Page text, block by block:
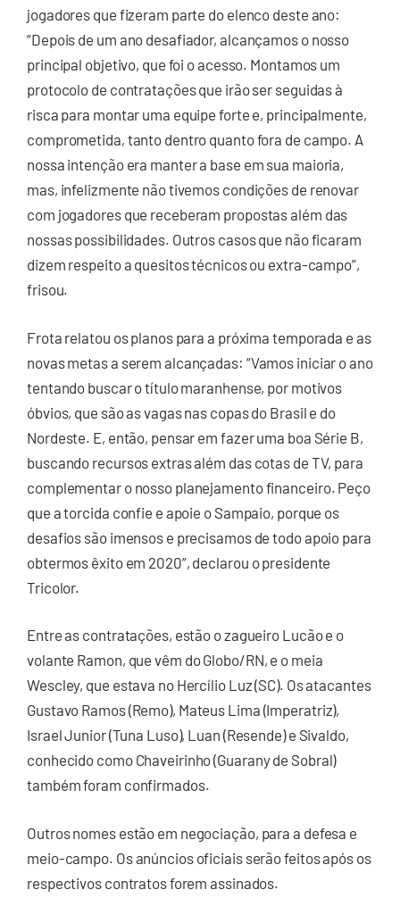
jogadores que fizeram parte do elenco deste ano:
“Depois de um ano desafiador, alcançamos o nosso
principal objetivo, que foi o acesso. Montamos um
protocolo de contratações que irão ser seguidas à
risca para montar uma equipe forte e, principalmente,
comprometida, tanto dentro quanto fora de campo. A
nossa intenção era manter a base em sua maioria,
mas, infelizmente não tivemos condições de renovar
com jogadores que receberam propostas além das
nossas possibilidades. Outros casos que não ficaram
dizem respeito a quesitos técnicos ou extra-campo”,
frisou.
Frota relatou os planos para a próxima temporada e as
novas metas a serem alcançadas: “Vamos iniciar o ano
tentando buscar o título maranhense, por motivos
óbvios, que são as vagas nas copas do Brasil e do
Nordeste. E, então, pensar em fazer uma boa Série B,
buscando recursos extras além das cotas de TV, para
complementar o nosso planejamento financeiro. Peço
que a torcida confie e apoie o Sampaio, porque os
desafios são imensos e precisamos de todo apoio para
obtermos êxito em 2020”, declarou o presidente
Tricolor.
Entre as contratações, estão o zagueiro Lucão e o
volante Ramon, que vêm do Globo/RN, e o meia
Wescley, que estava no Hercílio Luz (SC). Os atacantes
Gustavo Ramos (Remo), Mateus Lima (Imperatriz),
Israel Junior (Tuna Luso), Luan (Resende) e Sivaldo,
conhecido como Chaveirinho (Guarany de Sobral)
também foram confirmados.
Outros nomes estão em negociação, para a defesa e
meio-campo. Os anúncios oficiais serão feitos após os
respectivos contratos forem assinados.